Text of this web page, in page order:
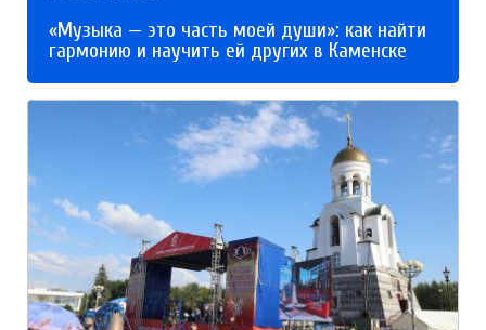
«Музыка — это часть моей души»: как найти
гармонию и научить ей других в Каменске